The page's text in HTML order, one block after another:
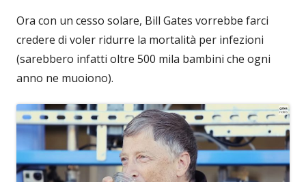
Ora con un cesso solare, Bill Gates vorrebbe farci
credere di voler ridurre la mortalità per infezioni
(sarebbero infatti oltre 500 mila bambini che ogni
anno ne muoiono).